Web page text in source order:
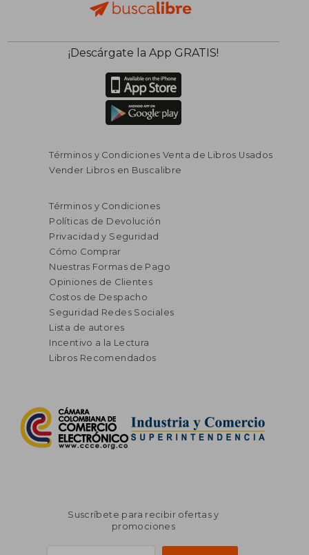
¡Descárgate la App GRATIS!
Términos y Condiciones Venta de Libros Usados
Vender Libros en Buscalibre
Términos y Condiciones
Políticas de Devolución
Privacidad y Seguridad
Cómo Comprar
Nuestras Formas de Pago
Opiniones de Clientes
Costos de Despacho
Seguridad Redes Sociales
Lista de autores
Incentivo a la Lectura
Libros Recomendados
Suscríbete para recibir ofertas y
promociones